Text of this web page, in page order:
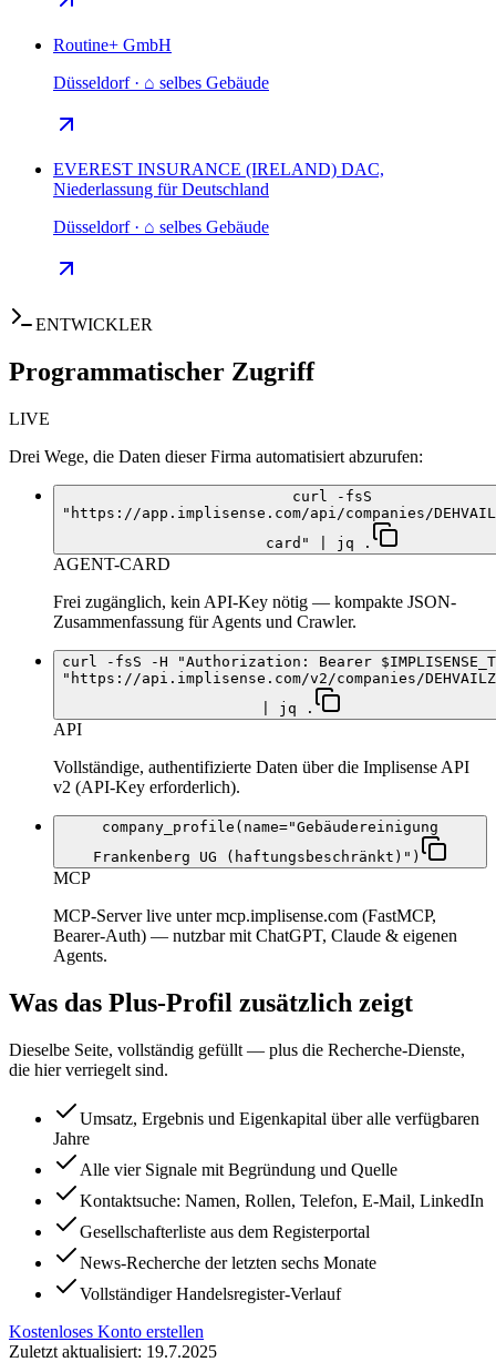
Routine+ GmbH
Düsseldorf · ⌂ selbes Gebäude
EVEREST INSURANCE (IRELAND) DAC,
Niederlassung für Deutschland
Düsseldorf · ⌂ selbes Gebäude
ENTWICKLER
Programmatischer Zugriff
LIVE
Drei Wege, die Daten dieser Firma automatisiert abzurufen:
curl -fsS
"https://app.implisense.com/api/companies/
card" | jq .
AGENT-CARD
Frei zugänglich, kein API-Key nötig — kompakte JSON-
Zusammenfassung für Agents und Crawler.
curl -fsS -H "Authorization: Bearer
"https://api.implisense.com/v2/companies/
| jq .
API
Vollständige, authentifizierte Daten über die Implisense API
v2 (API-Key erforderlich).
company_profile(name="Gebäudereinigung
Frankenberg UG (haftungsbeschränkt)")
MCP
MCP-Server live unter mcp.implisense.com (FastMCP,
Bearer-Auth) — nutzbar mit ChatGPT, Claude & eigenen
Agents.
Was das Plus-Profil zusätzlich zeigt
Dieselbe Seite, vollständig gefüllt — plus die Recherche-Dienste,
die hier verriegelt sind.
Umsatz, Ergebnis und Eigenkapital über alle verfügbaren
Jahre
Alle vier Signale mit Begründung und Quelle
Kontaktsuche: Namen, Rollen, Telefon, E-Mail, LinkedIn
Gesellschafterliste aus dem Registerportal
News-Recherche der letzten sechs Monate
Vollständiger Handelsregister-Verlauf
Kostenloses Konto erstellen
Zuletzt aktualisiert: 19.7.2025